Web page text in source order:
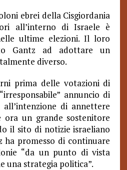
ebrei della Cisgiordania
all’interno di Israele è
ultime elezioni. Il loro
Gantz ad adottare un
diverso.
prima delle votazioni di
annuncio di
di annettere
ora un grande sostenitore
il sito di notizie israeliano
ha promesso di continuare
“da un punto di vista
una strategia politica”.